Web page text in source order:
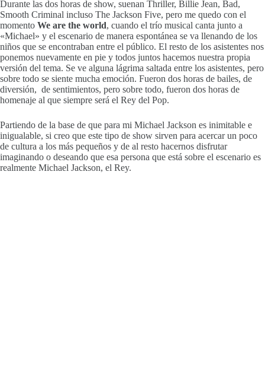
Durante las dos horas de show, suenan Thriller, Billie Jean, Bad,
Smooth Criminal incluso The Jackson Five, pero me quedo con el
momento We are the world, cuando el trío musical canta junto a
«Michael» y el escenario de manera espontánea se va llenando de los
niños que se encontraban entre el público. El resto de los asistentes nos
ponemos nuevamente en pie y todos juntos hacemos nuestra propia
versión del tema. Se ve alguna lágrima saltada entre los asistentes, pero
sobre todo se siente mucha emoción. Fueron dos horas de bailes, de
diversión, de sentimientos, pero sobre todo, fueron dos horas de
homenaje al que siempre será el Rey del Pop.
Partiendo de la base de que para mi Michael Jackson es inimitable e
inigualable, si creo que este tipo de show sirven para acercar un poco
de cultura a los más pequeños y de al resto hacernos disfrutar
imaginando o deseando que esa persona que está sobre el escenario es
realmente Michael Jackson, el Rey.